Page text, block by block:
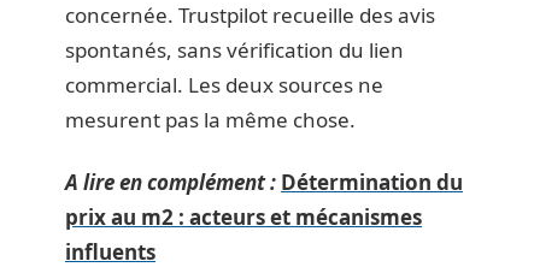
concernée. Trustpilot recueille des avis
spontanés, sans vérification du lien
commercial. Les deux sources ne
mesurent pas la même chose.
A lire en complément : Détermination du
prix au m2 : acteurs et mécanismes
influents